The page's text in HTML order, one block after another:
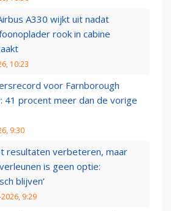
A330 wijkt uit nadat
rook in cabine
10:23
voor Farnborough
41 procent meer dan de vorige
9:30
resultaten verbeteren, maar
is geen optie:
blijven’
9:29